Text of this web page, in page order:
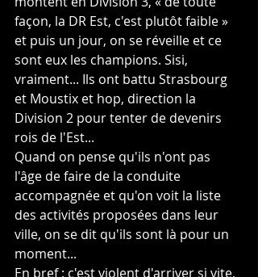
façon, la DR Est, c'est plutôt faible »
et puis un jour, on se réveille et ce
sont eux les champions. Sisi,
vraiment... Ils ont battu Strasbourg
et Moustix et hop, direction la
Division 2 pour tenter de devenirs
rois de l'Est...
Quand on pense qu'ils n'ont pas
l'âge de faire de la conduite
accompagnée et qu'on voit la liste
des activités proposées dans leur
ville, on se dit qu'ils sont là pour un
moment...
En bref : c'est violent d'arriver si vite,